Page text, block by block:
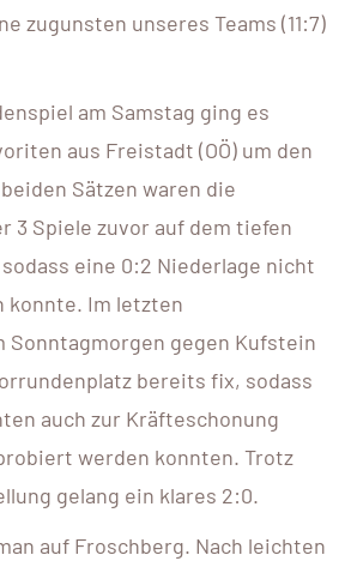
zugunsten unseres Teams (11:7)
am Samstag ging es
aus Freistadt (OÖ) um den
Sätzen waren die
3 Spiele zuvor auf dem tiefen
eine 0:2 Niederlage nicht
konnte. Im letzten
Sonntagmorgen gegen Kufstein
bereits fix, sodass
auch zur Kräfteschonung
werden konnten. Trotz
gelang ein klares 2:0.
auf Froschberg. Nach leichten